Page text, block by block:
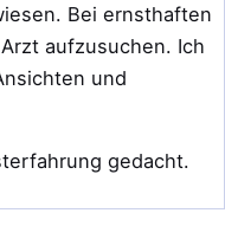
Bei ernsthaften
aufzusuchen. Ich
und
gedacht.